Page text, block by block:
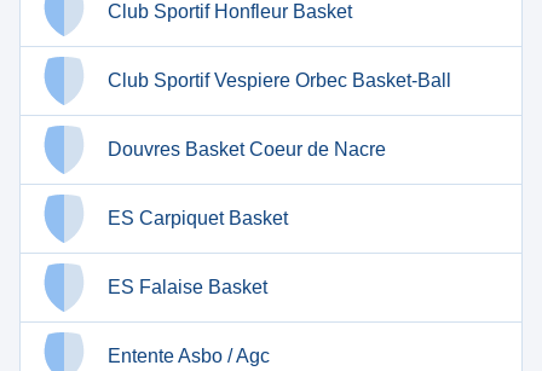
Club Sportif Honfleur Basket
Club Sportif Vespiere Orbec Basket-Ball
Douvres Basket Coeur de Nacre
ES Carpiquet Basket
ES Falaise Basket
Entente Asbo / Agc